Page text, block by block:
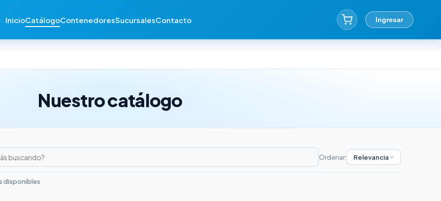
InicioCatálogoContenedoresSucursalesContacto Ingresar
Nuestro catálogo
Ordenar: Relevancia
disponibles